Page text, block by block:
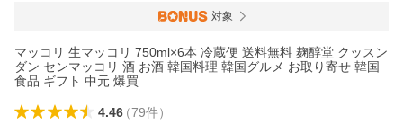
対象
マッコリ 生マッコリ 750ml×6本 冷蔵便 送料無料 麹醇堂 クッスン
ダン センマッコリ 酒 お酒 韓国料理 韓国グルメ お取り寄せ 韓国
食品 ギフト 中元 爆買
4.46（79件）